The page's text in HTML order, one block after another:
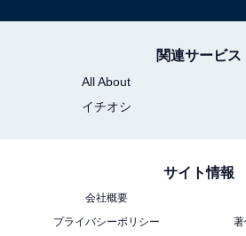
関連サービス
All About
イチオシ
サイト情報
会社概要
プライバシーポリシー